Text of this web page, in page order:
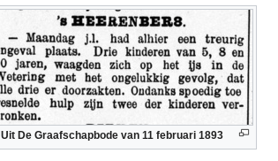
Uit De Graafschapbode van 11 februari 1893